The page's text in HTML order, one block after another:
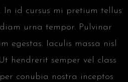
In id cursus mi pretium tellus
urna tempor. Pulvinar
egestas. Iaculis massa nisl
hendrerit semper vel class
conubia nostra inceptos